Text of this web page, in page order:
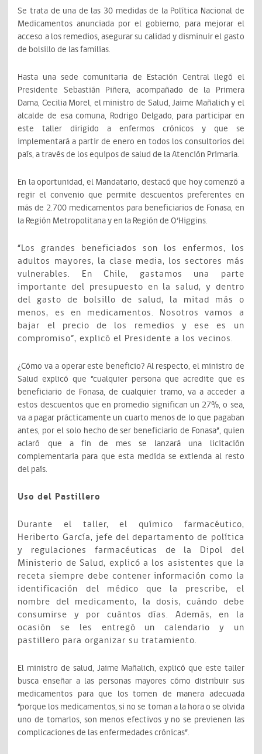
Se trata de una de las 30 medidas de la Política Nacional de
Medicamentos anunciada por el gobierno, para mejorar el
acceso a los remedios, asegurar su calidad y disminuir el gasto
de bolsillo de las familias.
Hasta una sede comunitaria de Estación Central llegó el
Presidente Sebastián Piñera, acompañado de la Primera
Dama, Cecilia Morel, el ministro de Salud, Jaime Mañalich y el
alcalde de esa comuna, Rodrigo Delgado, para participar en
este taller dirigido a enfermos crónicos y que se
implementará a partir de enero en todos los consultorios del
país, a través de los equipos de salud de la Atención Primaria.
En la oportunidad, el Mandatario, destacó que hoy comenzó a
regir el convenio que permite descuentos preferentes en
más de 2.700 medicamentos para beneficiarios de Fonasa, en
la Región Metropolitana y en la Región de O’Higgins.
“Los grandes beneficiados son los enfermos, los
adultos mayores, la clase media, los sectores más
vulnerables. En Chile, gastamos una parte
importante del presupuesto en la salud, y dentro
del gasto de bolsillo de salud, la mitad más o
menos, es en medicamentos. Nosotros vamos a
bajar el precio de los remedios y ese es un
compromiso”, explicó el Presidente a los vecinos.
¿Cómo va a operar este beneficio? Al respecto, el ministro de
Salud explicó que “cualquier persona que acredite que es
beneficiario de Fonasa, de cualquier tramo, va a acceder a
estos descuentos que en promedio significan un 27%, o sea,
va a pagar prácticamente un cuarto menos de lo que pagaban
antes, por el solo hecho de ser beneficiario de Fonasa”, quien
aclaró que a fin de mes se lanzará una licitación
complementaria para que esta medida se extienda al resto
del país.
Uso del Pastillero
Durante el taller, el químico farmacéutico,
Heriberto García, jefe del departamento de política
y regulaciones farmacéuticas de la Dipol del
Ministerio de Salud, explicó a los asistentes que la
receta siempre debe contener información como la
identificación del médico que la prescribe, el
nombre del medicamento, la dosis, cuándo debe
consumirse y por cuántos días. Además, en la
ocasión se les entregó un calendario y un
pastillero para organizar su tratamiento.
El ministro de salud, Jaime Mañalich, explicó que este taller
busca enseñar a las personas mayores cómo distribuir sus
medicamentos para que los tomen de manera adecuada
“porque los medicamentos, si no se toman a la hora o se olvida
uno de tomarlos, son menos efectivos y no se previenen las
complicaciones de las enfermedades crónicas”.